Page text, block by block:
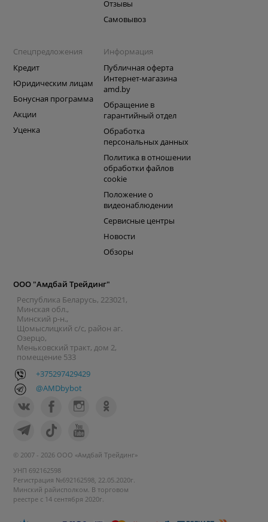
Отзывы
Самовывоз
Спецпредложения
Кредит
Юридическим лицам
Бонусная программа
Акции
Уценка
Информация
Публичная оферта
Интернет-магазина
amd.by
Обращение в
гарантийный отдел
Обработка
персональных данных
Политика в отношении
обработки файлов
cookie
Положение о
видеонаблюдении
Сервисные центры
Новости
Обзоры
ООО "Амдбай Трейдинг"
Республика Беларусь, 223021,
Минская обл.,
Минский р-н.,
Щомыслицкий с/с, район аг.
Озерцо,
Меньковский тракт, дом 2,
помещение 533
+375297429429
@AMDbybot
© 2007 - 2026 ООО «Амдбай Трейдинг»
УНП 692162598
Регистрация №692162598, 22.05.2020г.
Минский райисполком. В торговом
реестре с 14 сентября 2020г.